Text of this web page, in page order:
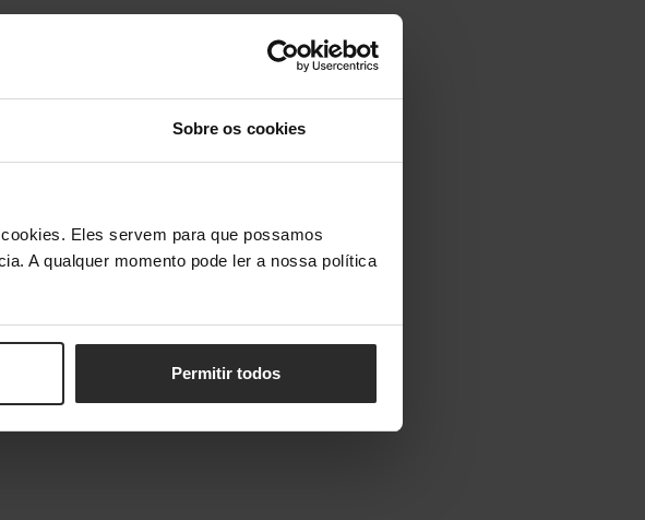
Sobre os cookies
Eles servem para que possamos
A qualquer momento pode ler a nossa política
Permitir todos